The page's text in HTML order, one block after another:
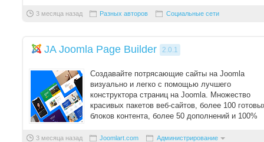
3 месяца назад Разных авторов Социальные сети
JA Joomla Page Builder 2.0.1
Создавайте потрясающие сайты на Joomla
визуально и легко с помощью лучшего
конструктора страниц на Joomla. Множество
красивых пакетов веб-сайтов, более 100
блоков контента, более 50 дополнений и 100%
3 месяца назад Joomlart.com Администрирование